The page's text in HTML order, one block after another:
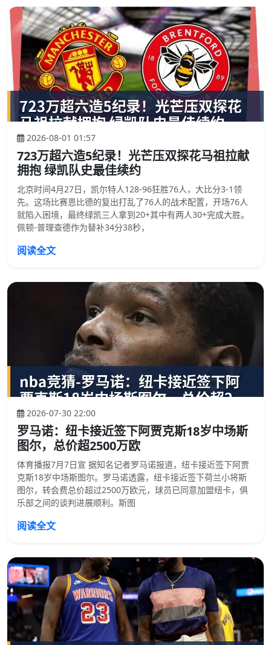
2026-08-01 01:57
723万超六造5纪录！光芒压双探花马祖拉献
拥抱 绿凯队史最佳续约
北京时间4月27日，凯尔特人128-96狂胜76人，大比分3-1领
先。这场比赛恩比德的复出打乱了76人的战术配置，开场76人
就陷入困境，最终绿凯三人拿到20+其中有两人30+完成大胜。
佩顿-普理查德作为替补34分38秒，
阅读全文
2026-07-30 22:00
罗马诺：纽卡接近签下阿贾克斯18岁中场斯
图尔，总价超2500万欧
体育播报7月7日宣 据知名记者罗马诺报道，纽卡接近签下阿贾
克斯18岁中场斯图尔。罗马诺透露，纽卡接近签下荷兰小将斯
图尔，转会费总价超过2500万欧元，球员已同意加盟纽卡，俱
乐部之间的谈判进展顺利。斯图
阅读全文